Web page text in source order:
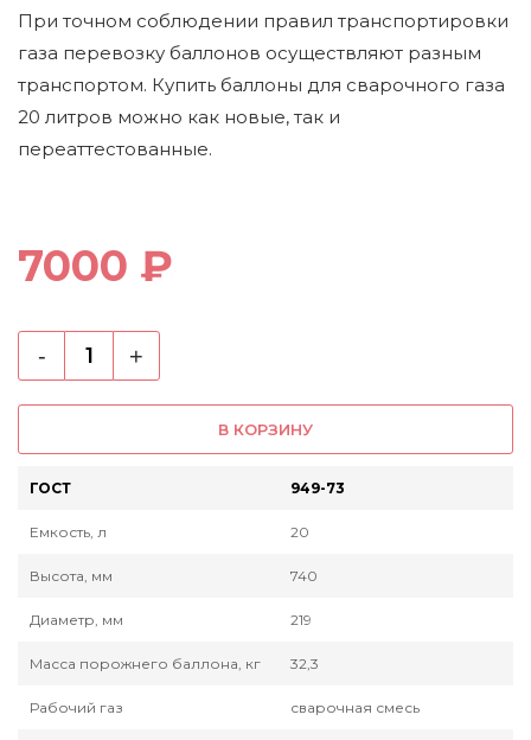
При точном соблюдении правил транспортировки
газа перевозку баллонов осуществляют разным
транспортом. Купить баллоны для сварочного газа
20 литров можно как новые, так и
переаттестованные.
7000 ₽
- +
В КОРЗИНУ
ГОСТ 949-73
Емкость, л 20
Высота, мм 740
Диаметр, мм 219
Масса порожнего баллона, кг 32,3
Рабочий газ сварочная смесь